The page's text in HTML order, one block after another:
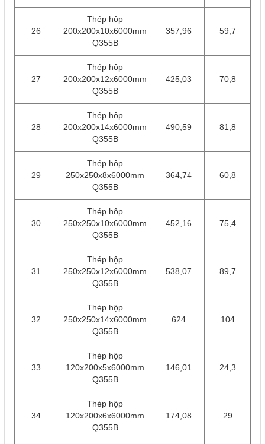
26
Thép hộp
200x200x10x6000mm
Q355B
357,96 59,7
27
Thép hộp
200x200x12x6000mm
Q355B
425,03 70,8
28
Thép hộp
200x200x14x6000mm
Q355B
490,59 81,8
29
Thép hộp
250x250x8x6000mm
Q355B
364,74 60,8
30
Thép hộp
250x250x10x6000mm
Q355B
452,16 75,4
31
Thép hộp
250x250x12x6000mm
Q355B
538,07 89,7
32
Thép hộp
250x250x14x6000mm
Q355B
624 104
33
Thép hộp
120x200x5x6000mm
Q355B
146,01 24,3
34
Thép hộp
120x200x6x6000mm
Q355B
174,08 29